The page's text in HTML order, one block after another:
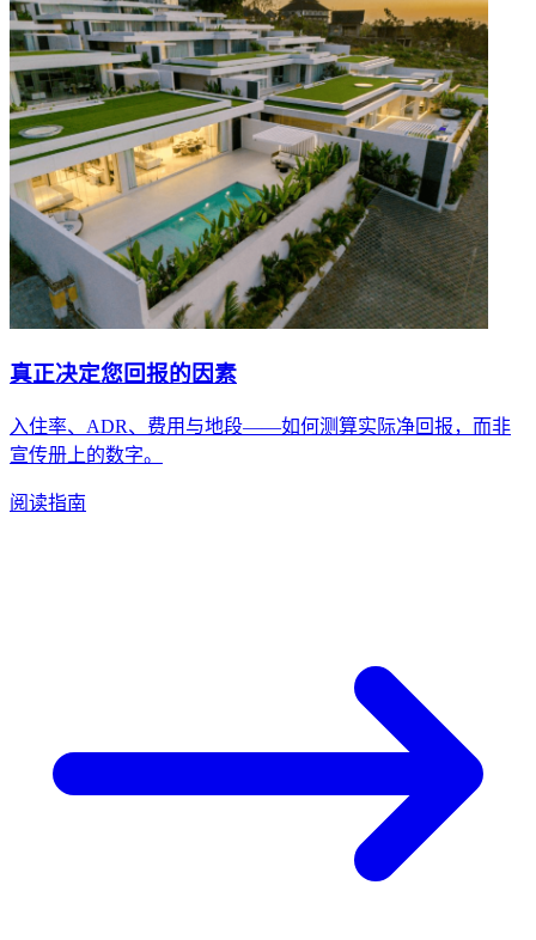
真正决定您回报的因素
入住率、ADR、费用与地段——如何测算实际净回报，而非
宣传册上的数字。
阅读指南